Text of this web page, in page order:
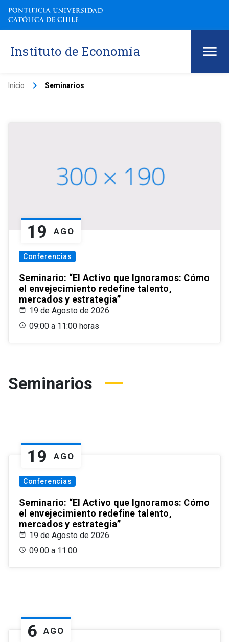
Instituto de Economía
Inicio keyboard_arrow_right Seminarios
19 AGO
Conferencias
Seminario: “El Activo que Ignoramos: Cómo
el envejecimiento redefine talento,
mercados y estrategia”
19 de Agosto de 2026
09:00 a 11:00 horas
Seminarios
19 AGO
Conferencias
Seminario: “El Activo que Ignoramos: Cómo
el envejecimiento redefine talento,
mercados y estrategia”
19 de Agosto de 2026
09:00 a 11:00
6 AGO